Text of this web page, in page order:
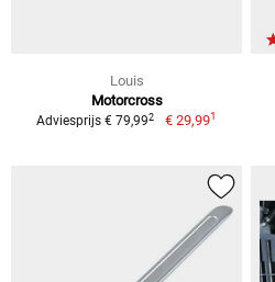
Louis
Motorcross
Adviesprijs € 79,992 € 29,991